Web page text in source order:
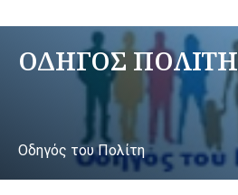
ΟΔΗΓΟΣ ΠΟΛΙΤΗ
Οδηγός του Πολίτη